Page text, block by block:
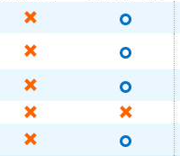
✕ ○
✕ ○
✕ ○
✕ ✕
✕ ○